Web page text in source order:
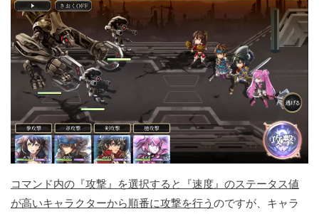
コマンド内の『攻撃』を選択すると『速度』のステータス値
が高いキャラクターから順番に攻撃を行う のですが、キャラ